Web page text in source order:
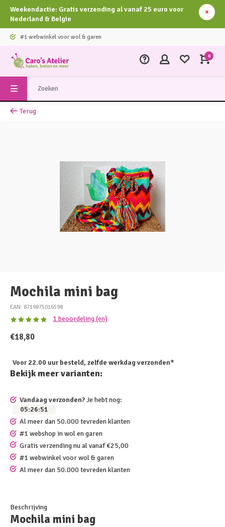
Weekendactie: Gratis verzending al vanaf 25 euro voor
Nederland & Belgie
#1 webwinkel voor wol & garen
0
Terug
Mochila mini bag
EAN: 8719875016598
1 beoordeling (en)
€18,80
Voor 22.00 uur besteld, zelfde werkdag verzonden*
Bekijk meer varianten:
Vandaag verzonden?Je hebt nog:
05:26:51
Al meer dan 50.000 tevreden klanten
#1 webshop in wol en garen
Gratis verzending nu al vanaf €25,00
#1 webwinkel voor wol & garen
Al meer dan 50.000 tevreden klanten
Beschrijving
Mochila mini bag